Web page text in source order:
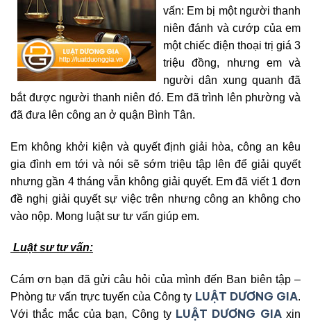
vấn: Em bị một người thanh
niên đánh và cướp của em
một chiếc điện thoại trị giá 3
triệu đồng, nhưng em và
người dân xung quanh đã
bắt được người thanh niên đó. Em đã trình lên phường và
đã đưa lên công an ở quận Bình Tân.
Em không khởi kiện và quyết định giải hòa, công an kêu
gia đình em tới và nói sẽ sớm triệu tập lên để giải quyết
nhưng gần 4 tháng vẫn không giải quyết. Em đã viết 1 đơn
đề nghị giải quyết sự việc trên nhưng công an không cho
vào nộp. Mong luật sư tư vấn giúp em.
Luật sư tư vấn:
Cám ơn bạn đã gửi câu hỏi của mình đến Ban biên tập –
Phòng tư vấn trực tuyến của Công ty LUẬT DƯƠNG GIA.
Với thắc mắc của bạn, Công ty LUẬT DƯƠNG GIAxin